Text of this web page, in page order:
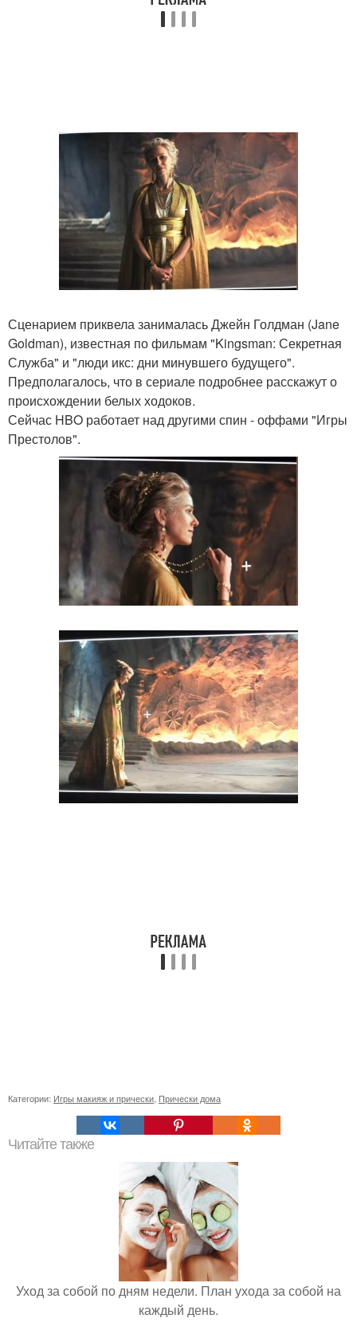
Сценарием приквела занималась Джейн Голдман (Jane
Goldman), известная по фильмам "Kingsman: Секретная
Служба" и "люди икс: дни минувшего будущего".
Предполагалось, что в сериале подробнее расскажут о
происхождении белых ходоков.
Сейчас HBO работает над другими спин - оффами "Игры
Престолов".
Категории: Игры макияж и прически Прически дома
Читайте также
Уход за собой по дням недели. План ухода за собой на
каждый день.